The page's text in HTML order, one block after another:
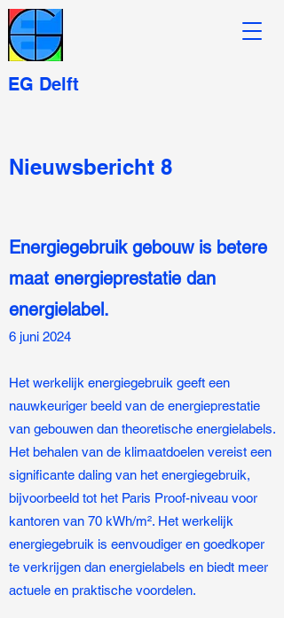
EG Delft
Nieuwsbericht 8
Energiegebruik gebouw is betere
maat energieprestatie dan
energielabel.
6 juni 2024
Het werkelijk energiegebruik geeft een
nauwkeuriger beeld van de energieprestatie
van gebouwen dan theoretische energielabels.
Het behalen van de klimaatdoelen vereist een
significante daling van het energiegebruik,
bijvoorbeeld tot het Paris Proof-niveau voor
kantoren van 70 kWh/m². Het werkelijk
energiegebruik is eenvoudiger en goedkoper
te verkrijgen dan energielabels en biedt meer
actuele en praktische voordelen.